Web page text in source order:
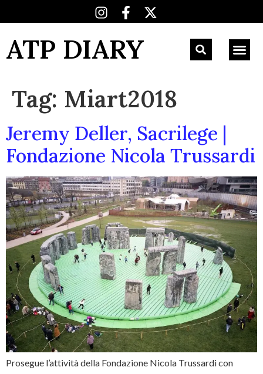
ATP DIARY
Tag: Miart2018
Jeremy Deller, Sacrilege |
Fondazione Nicola Trussardi
Prosegue l’attività della Fondazione Nicola Trussardi con